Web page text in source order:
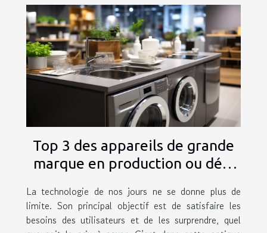
Top 3 des appareils de grande
marque en production ou déjà
La technologie de nos jours ne se donne plus de
limite. Son principal objectif est de satisfaire les
besoins des utilisateurs et de les surprendre, quel